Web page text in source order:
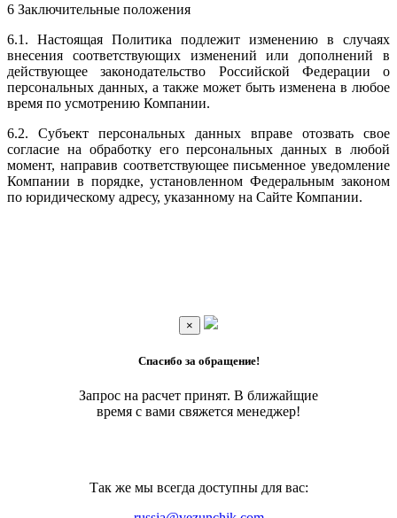
6 Заключительные положения
6.1. Настоящая Политика подлежит изменению в случаях
внесения соответствующих изменений или дополнений в
действующее законодательство Российской Федерации о
персональных данных, а также может быть изменена в любое
время по усмотрению Компании.
6.2. Субъект персональных данных вправе отозвать свое
согласие на обработку его персональных данных в любой
момент, направив соответствующее письменное уведомление
Компании в порядке, установленном Федеральным законом
по юридическому адресу, указанному на Сайте Компании.
×
Спасибо за обращение!
Запрос на расчет принят. В ближайщие
время с вами свяжется менеджер!
Так же мы всегда доступны для вас: